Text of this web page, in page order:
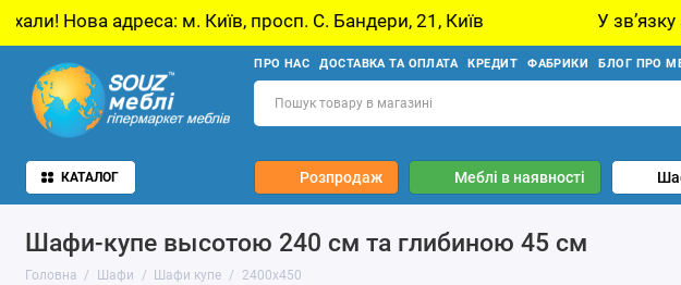
просп. С. Бандери, 21, Київ У звʼязку з оновленням сайту -
ПРО НАС ДОСТАВКА ТА ОПЛАТА КРЕДИТ ФАБРИКИ БЛОГ ПРО
КАТАЛОГ Розпродаж Меблі в наявності
Шафи-купе высотою 240 см та глибиною 45 см
Головна Шафи Шафи купе 2400x450